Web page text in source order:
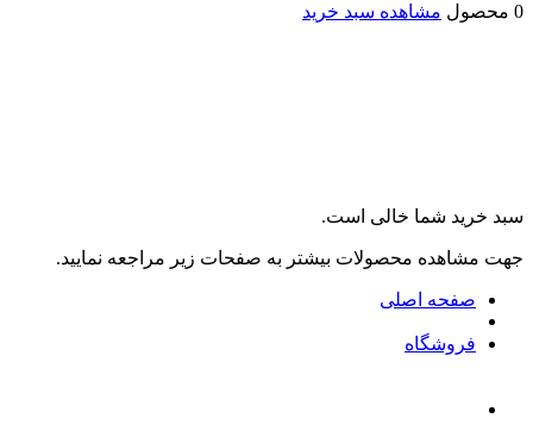
0 محصول
مشاهده سبد خرید
سبد خرید شما خالی است.
جهت مشاهده محصولات بیشتر به صفحات زیر مراجعه نمایید.
صفحه اصلی
فروشگاه